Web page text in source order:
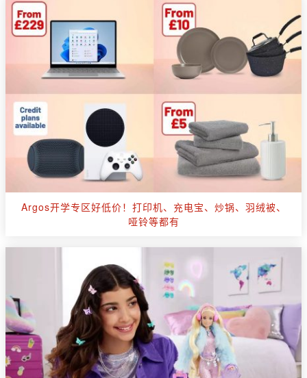
Argos开学专区好低价！打印机、充电宝、炒锅、羽绒被、
哑铃等都有